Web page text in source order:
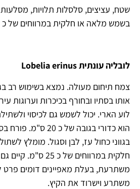
שטח, עציצים, סלסלות תלויות,
בשמש מלאה או חלקית במרווחים של כ 30 ס"מ.
לובליה עונתית Lobelia erinus
צמח תיחום מעולה. נמצא בשימוש רב
אותו בסתיו ובחורף בכיכרות וערוגות
לוע הארי. יכול לשמש גם לכיסוי
הוא כדורי בגובה של כ
בגווני כחול עז, לבן וסגול. מומלץ
חלקית במרווחים של כ
משתרעת, בעלת מאפיינים דומים פרט
משתרע וישרוד את הקיץ.